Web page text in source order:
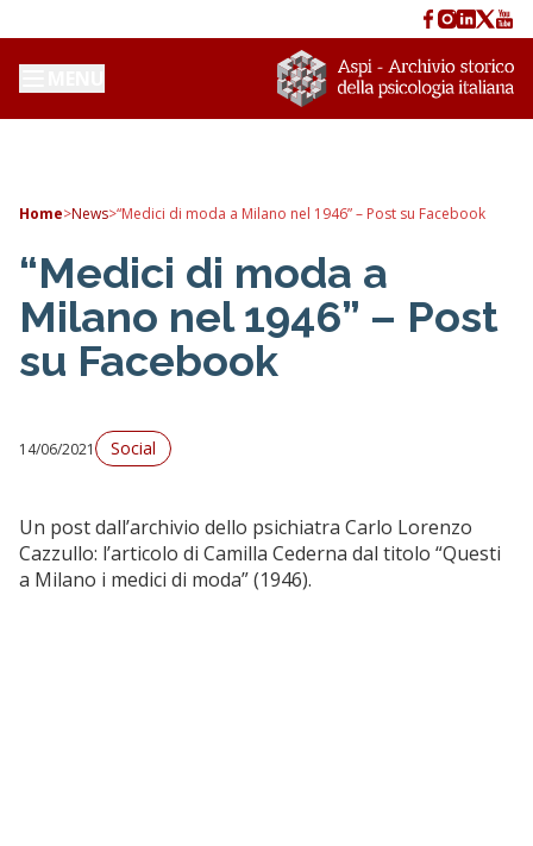
Home>News>“Medici di moda a Milano nel 1946” – Post su Facebook
“Medici di moda a
Milano nel 1946” – Post
su Facebook
14/06/2021 Social
Un post dall’archivio dello psichiatra Carlo Lorenzo
Cazzullo: l’articolo di Camilla Cederna dal titolo “Questi
a Milano i medici di moda” (1946).